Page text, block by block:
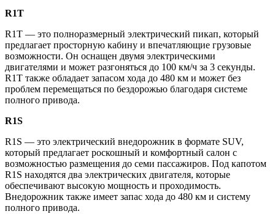
R1T
R1T — это полноразмерный электрический пикап, который
предлагает просторную кабину и впечатляющие грузовые
возможности. Он оснащен двумя электрическими
двигателями и может разгоняться до 100 км/ч за 3 секунды.
R1T также обладает запасом хода до 480 км и может без
проблем перемещаться по бездорожью благодаря системе
полного привода.
R1S
R1S — это электрический внедорожник в формате SUV,
который предлагает роскошный и комфортный салон с
возможностью размещения до семи пассажиров. Под капотом
R1S находятся два электрических двигателя, которые
обеспечивают высокую мощность и проходимость.
Внедорожник также имеет запас хода до 480 км и систему
полного привода.